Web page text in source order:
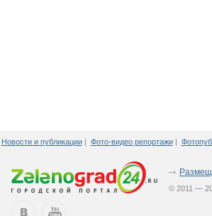
Новости и публикации | Фото-видео репортажи |
© 2011 —